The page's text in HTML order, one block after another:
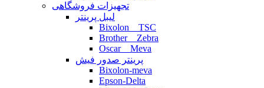
تجهیزات فروشگاهی
لیبل پرینتر
Bixolon _ TSC
Brother _ Zebra
Oscar _ Meva
پرینتر صدور فیش
Bixolon-meva
Epson-Delta